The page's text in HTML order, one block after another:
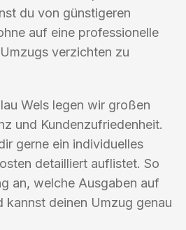
du von günstigeren
auf eine professionelle
verzichten zu
Wels legen wir großen
und Kundenzufriedenheit.
gerne ein individuelles
detailliert auflistet. So
an, welche Ausgaben auf
kannst deinen Umzug genau